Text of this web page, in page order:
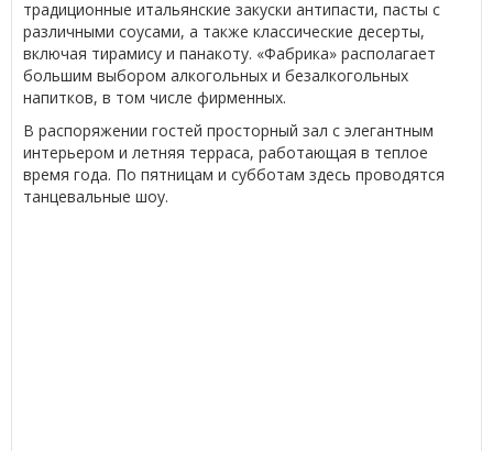
традиционные итальянские закуски антипасти, пасты с
различными соусами, а также классические десерты,
включая тирамису и панакоту. «Фабрика» располагает
большим выбором алкогольных и безалкогольных
напитков, в том числе фирменных.
В распоряжении гостей просторный зал с элегантным
интерьером и летняя терраса, работающая в теплое
время года. По пятницам и субботам здесь проводятся
танцевальные шоу.